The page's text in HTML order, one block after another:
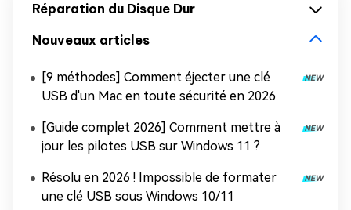
Réparation du Disque Dur
Nouveaux articles
[9 méthodes] Comment éjecter une clé
USB d'un Mac en toute sécurité en 2026
[Guide complet 2026] Comment mettre à
jour les pilotes USB sur Windows 11 ?
Résolu en 2026 ! Impossible de formater
une clé USB sous Windows 10/11